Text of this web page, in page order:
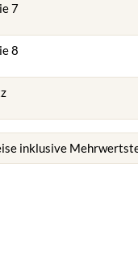
7
8
inklusive